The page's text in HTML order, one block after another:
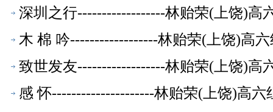
深圳之行------------------林贻荣(上饶)高
木 棉 吟------------------林贻荣(上饶)高
致世发友------------------林贻荣(上饶)高
感 怀---------------------林贻荣(上饶)高六